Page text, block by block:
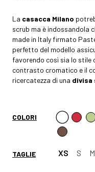
La casacca Milano
scrub ma è indossandola
made in Italy firmato
perfetto del modello
favorendo così sia lo stile
contrasto cromatico e il
ricercatezza di una divisa
COLORI
TAGLIE XS S M